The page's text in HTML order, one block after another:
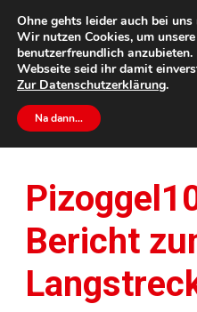
Home Allgemein
Pizoggel1000: Bericht
Bericht
Ohne gehts leider auch bei
Wir nutzen Cookies, um
benutzerfreundlich
Webseite seid ihr damit
Zur Datenschutzerklärung.
Na dann…